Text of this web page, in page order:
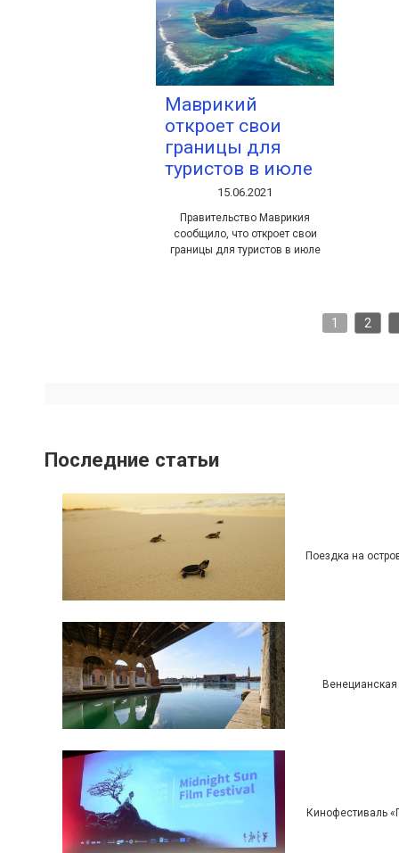
Маврикий
откроет свои
границы для
туристов в июле
15.06.2021
Правительство Маврикия
сообщило, что откроет свои
границы для туристов в июле
1 2
Последние статьи
Поездка на
Кинофестиваль